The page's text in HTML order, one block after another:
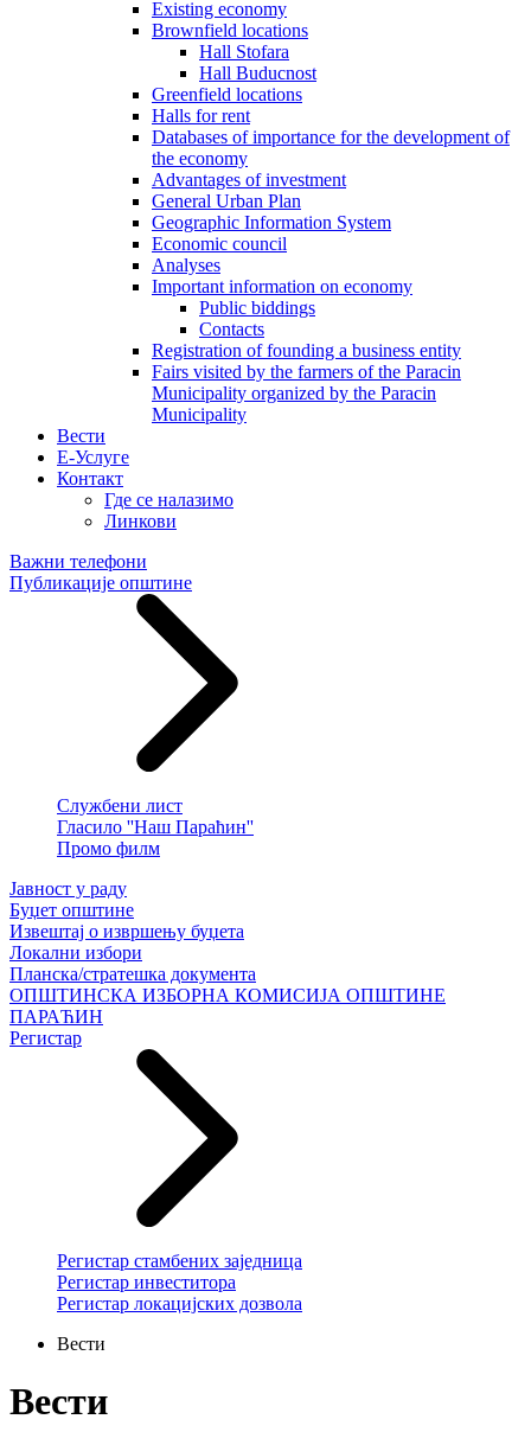
Existing economy
Brownfield locations
Hall Stofara
Hall Buducnost
Greenfield locations
Halls for rent
Databases of importance for the development of
the economy
Advantages of investment
General Urban Plan
Geographic Information System
Еconomic council
Analyses
Important information on economy
Public biddings
Contacts
Registration of founding a business entity
Fairs visited by the farmers of the Paracin
Municipality organized by the Paracin
Municipality
Вести
E-Услуге
Контакт
Где се налазимо
Линкови
Важни телефони
Публикације општине
Службени лист
Гласило ''Наш Параћин''
Промо филм
Јавност у раду
Буџет општине
Извештај о извршењу буџета
Локални избори
Планска/стратешка документа
ОПШТИНСКА ИЗБОРНА КОМИСИЈА ОПШТИНЕ
ПАРАЋИН
Регистар
Регистар стамбених заједница
Регистар инвеститора
Регистар локацијских дозвола
Вести
Вести